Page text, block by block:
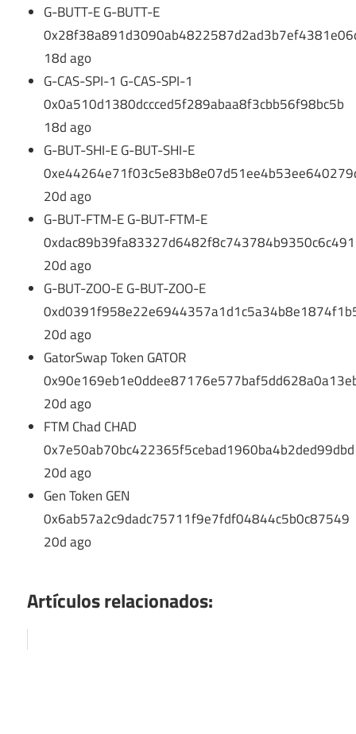
G-BUTT-E G-BUTT-E
18d ago
G-CAS-SPI-1 G-CAS-SPI-1
0x0a510d1380dccced5f289abaa8f3cbb56f98bc5b
18d ago
G-BUT-SHI-E G-BUT-SHI-E
20d ago
G-BUT-FTM-E G-BUT-FTM-E
0xdac89b39fa83327d6482f8c743784b9350c6c491
20d ago
G-BUT-ZOO-E G-BUT-ZOO-E
20d ago
GatorSwap Token GATOR
20d ago
FTM Chad CHAD
0x7e50ab70bc422365f5cebad1960ba4b2ded99dbd
20d ago
Gen Token GEN
0x6ab57a2c9dadc75711f9e7fdf04844c5b0c87549
20d ago
Artículos relacionados: